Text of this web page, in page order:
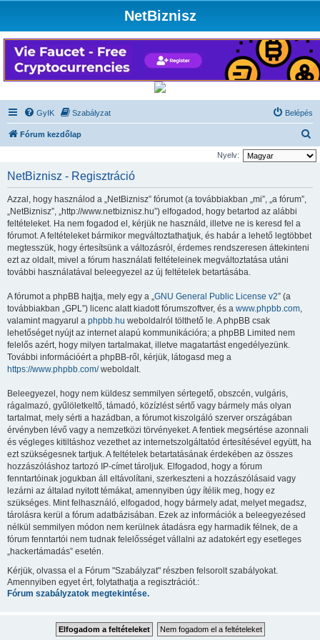
NetBiznisz
GyIK Szabályzat Belépés
Fórum kezdőlap
e
Nyelv:
NetBiznisz - Regisztráció
Azzal, hogy használod a „NetBiznisz” fórumot (a továbbiakban „mi”, „a fórum”,
„NetBiznisz”, „http://www.netbiznisz.hu”) elfogadod, hogy betartod az alábbi
feltételeket. Ha nem fogadod el, kérjük ne használd, illetve ne is keresd fel a
fórumot. A feltételeket bármikor megváltoztathatjuk, és habár a lehető legtöbbet
megtesszük, hogy értesítsünk a változásról, érdemes rendszeresen áttekinteni
ezt az oldalt, mivel a fórum használati feltételeinek megváltoztatása utáni
további használatával beleegyezel az új feltételek betartásába.
A fórumot a phpBB hajtja, mely egy a „GNU General Public License v2” (a
továbbiakban „GPL”) licenc alatt kiadott fórumszoftver, és a www.phpbb.com,
valamint magyarul a phpbb.hu weboldalról tölthető le. A phpBB csak
lehetőséget nyújt az internet alapú kommunikációra; a phpBB Limited nem
felelős azért, hogy milyen tartalmakat, illetve magatartást engedélyezünk.
További információért a phpBB-ről, kérjük, látogasd meg a
https://www.phpbb.com/weboldalt.
Beleegyezel, hogy nem küldesz semmilyen sértegető, obszcén, vulgáris,
rágalmazó, gyűlöletkeltő, támadó, közízlést sértő vagy bármely más olyan
tartalmat, mely sérti a hazádban, a fórumot kiszolgáló szerver országában
érvényben lévő vagy a nemzetközi törvényeket. A fentiek megsértése azonnali
és végleges kitiltáshoz vezethet az internetszolgáltatód értesítésével együtt, ha
ezt szükségesnek tartjuk. A feltételek betartatásának érdekében az összes
hozzászóláshoz tartozó IP-címet tároljuk. Elfogadod, hogy a fórum
fenntartóinak jogukban áll eltávolítani, szerkeszteni a hozzászólásaid vagy
lezárni az általad nyitott témákat, amennyiben úgy ítélik meg, hogy ez
szükséges. Mint felhasználó, elfogadod, hogy bármely adat, melyet megadsz,
tárolásra kerül a fórum adatbázisában. Ezek az információk a beleegyezésed
nélkül semmilyen módon nem kerülnek átadásra egy harmadik félnek, de a
fórum fenntartói nem tudnak felelősséget vállalni az adatokért egy esetleges
„hackertámadás” esetén.
Kérjük, olvassa el a Fórum "Szabályzat" részben felsorolt szabályokat.
Amennyiben egyet ért, folytathatja a regisztrációt.:
Fórum szabályzatok megtekintése.